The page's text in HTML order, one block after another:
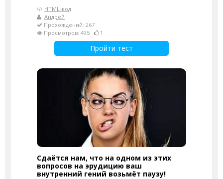
HTML-код
Андрей
Прохождений: 267
Просмотров: 495
1
Пройти тест
Сдаётся нам, что на одном из этих
вопросов на эрудицию ваш
внутренний гений возьмёт паузу!